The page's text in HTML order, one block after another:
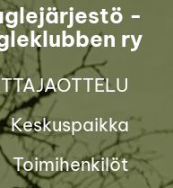
-
ry
Keskuspaikka
Toimihenkilöt